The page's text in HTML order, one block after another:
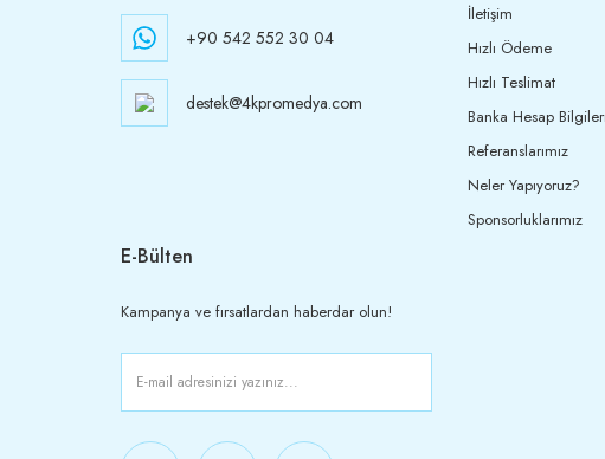
+90 542 552 30 04
destek@4kpromedya.com
İletişim
Hızlı Ödeme
Hızlı Teslimat
Banka Hesap
Referanslarımız
Neler Yapıyoruz?
Sponsorluklarımız
E-Bülten
Kampanya ve fırsatlardan haberdar olun!